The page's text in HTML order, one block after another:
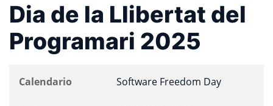
Dia de la Llibertat del
Programari 2025
Calendario Software Freedom Day